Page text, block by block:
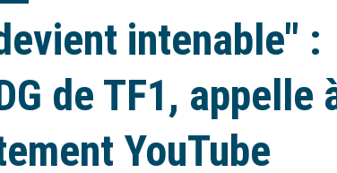
intenable" :
de TF1, appelle
YouTube